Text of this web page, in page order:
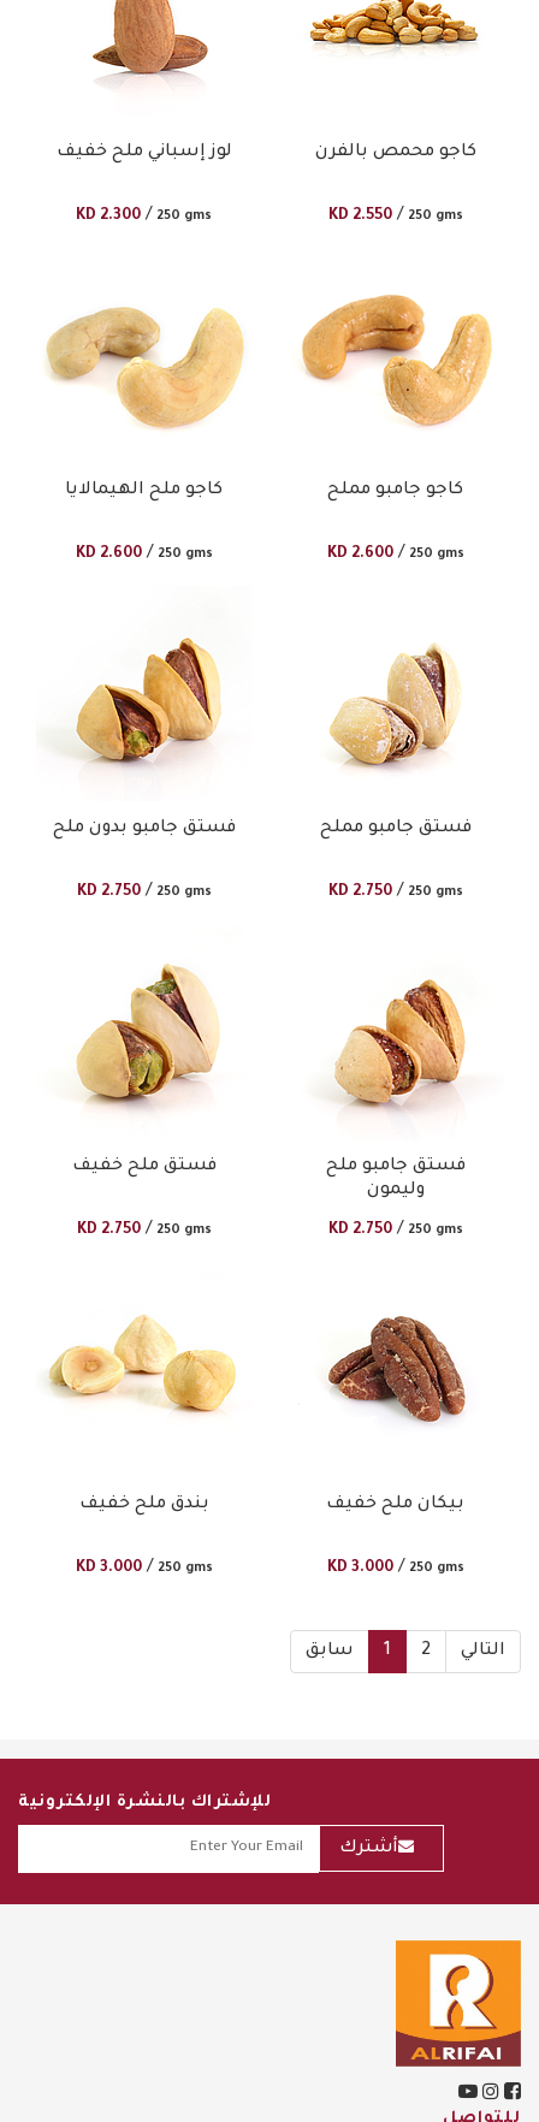
لوز إسباني ملح خفيف
KD 2.300 / 250 gms
كاجو محمص بالفرن
KD 2.550 / 250 gms
كاجو ملح الهيمالايا
KD 2.600 / 250 gms
كاجو جامبو مملح
KD 2.600 / 250 gms
فستق جامبو بدون ملح
KD 2.750 / 250 gms
فستق جامبو مملح
KD 2.750 / 250 gms
فستق ملح خفيف
KD 2.750 / 250 gms
فستق جامبو ملح
وليمون
KD 2.750 / 250 gms
بندق ملح خفيف
KD 3.000 / 250 gms
بيكان ملح خفيف
KD 3.000 / 250 gms
سابق 1 2 التالي
للإشتراك بالنشرة الإلكترونية
أشترك